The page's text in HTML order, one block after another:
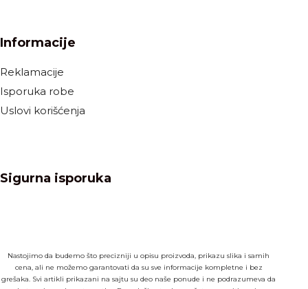
Informacije
Reklamacije
Isporuka robe
Uslovi korišćenja
Sigurna isporuka
Nastojimo da budemo što precizniji u opisu proizvoda, prikazu slika i samih
cena, ali ne možemo garantovati da su sve informacije kompletne i bez
grešaka. Svi artikli prikazani na sajtu su deo naše ponude i ne podrazumeva da